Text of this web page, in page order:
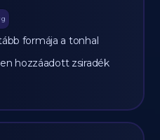
g
formája a tonhal
hozzáadott zsiradék